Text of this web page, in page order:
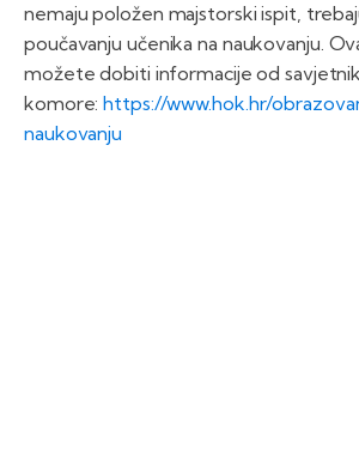
nemaju položen majstorski ispit,
poučavanju učenika na naukovanju.
možete dobiti informacije od
komore:https://www.hok.hr/
naukovanju